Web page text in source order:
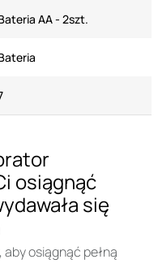
osiągnąć
się
osiągnąć pełną
AA - 2szt.